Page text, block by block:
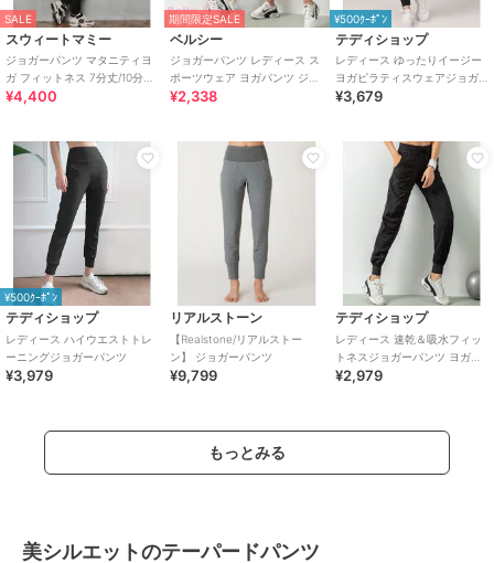
SALE
スウィートマミー
ジョガーパンツ マタニティヨ
ガ フィットネス 7分丈/10分丈
産前産後兼用
¥4,400
期間限定SALE
ベルシー
ジョガーパンツ レディース ス
ポーツウェア ヨガパンツ ジム
ウェア ナイロンパンツ 大きい
¥2,338
¥500ｸｰﾎﾟﾝ
テディショップ
レディース ゆったりイージー
ヨガピラティスウェアジョガ
ーパンツ
¥3,679
¥500ｸｰﾎﾟﾝ
テディショップ
レディース ハイウエストトレ
ーニングジョガーパンツ
¥3,979
リアルストーン
【Realstone/リアルストー
ン】 ジョガーパンツ
¥9,799
テディショップ
レディース 速乾＆吸水フィッ
トネスジョガーパンツ ヨガウ
ェア
¥2,979
もっとみる
美シルエットのテーパードパンツ